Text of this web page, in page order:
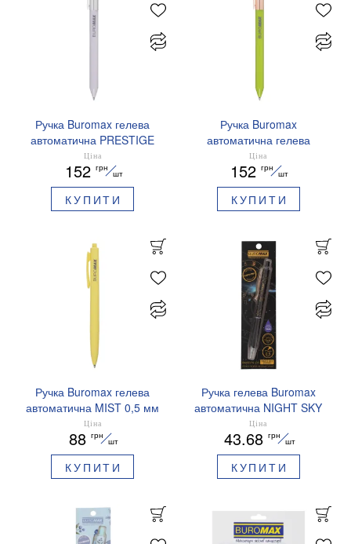
Ручка Buromax гелева
автоматична PRESTIGE
SILVER 0,5 мм сині
чорнила BM.83102
Ціна
152 грн
шт
КУПИТИ
Ручка Buromax
автоматична гелева
PRESTIGE GOLD 0,5 мм
сині чорнила BM.83101
Ціна
152 грн
шт
КУПИТИ
Ручка Buromax гелева
автоматична MIST 0,5 мм
сині чорнила BM.83103
Ціна
88 грн
шт
КУПИТИ
Ручка гелева Buromax
автоматична NIGHT SKY
ZODIAC 0.5 мм
ароматизований грип синє
чорнило BM.8379-01
Ціна
43.68 грн
шт
КУПИТИ